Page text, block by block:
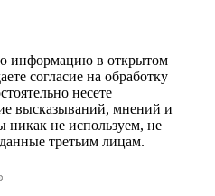
информацию в открытом
согласие на обработку
несете
высказываний, мнений и
не используем, не
третьим лицам.